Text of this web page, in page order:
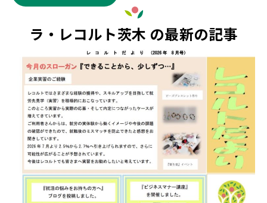
ラ・レコルト茨木 の最新の記事